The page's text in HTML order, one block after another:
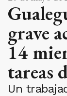
grave
14
tareas
Un